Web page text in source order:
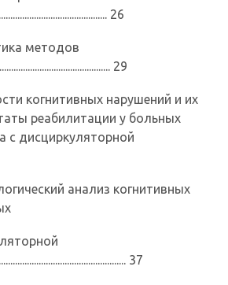
26
методов
29
когнитивных нарушений и их
реабилитации у больных
с дисциркуляторной
анализ когнитивных
37